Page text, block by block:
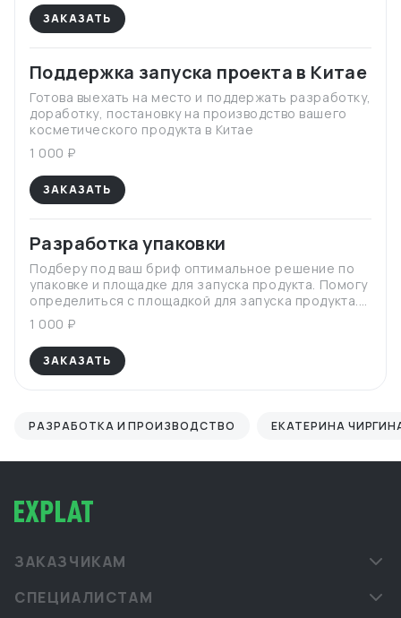
ЗАКАЗАТЬ
Поддержка запуска проекта в Китае
Готова выехать на место и поддержать разработку,
доработку, постановку на производство вашего
косметического продукта в Китае
1 000 ₽
ЗАКАЗАТЬ
Разработка упаковки
Подберу под ваш бриф оптимальное решение по
упаковке и площадке для запуска продукта. Помогу
определиться с площадкой для запуска продукта.
Проведу переговоры. Поддержу проект от брифа
до выпуска готового продукта.
1 000 ₽
ЗАКАЗАТЬ
РАЗРАБОТКА И ПРОИЗВОДСТВО ЕКАТЕРИНА
ЗАКАЗЧИКАМ
СПЕЦИАЛИСТАМ